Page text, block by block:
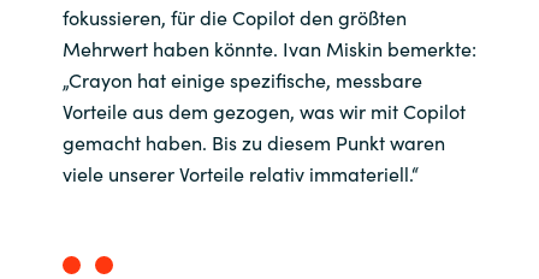
fokussieren, für die Copilot den größten
Mehrwert haben könnte. Ivan Miskin bemerkte:
„Crayon hat einige spezifische, messbare
Vorteile aus dem gezogen, was wir mit Copilot
gemacht haben. Bis zu diesem Punkt waren
viele unserer Vorteile relativ immateriell.“